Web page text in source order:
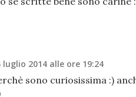
luglio 2014 alle ore 19:24
sono curiosissima :)